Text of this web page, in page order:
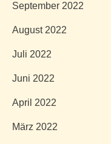
September 2022
August 2022
Juli 2022
Juni 2022
April 2022
März 2022